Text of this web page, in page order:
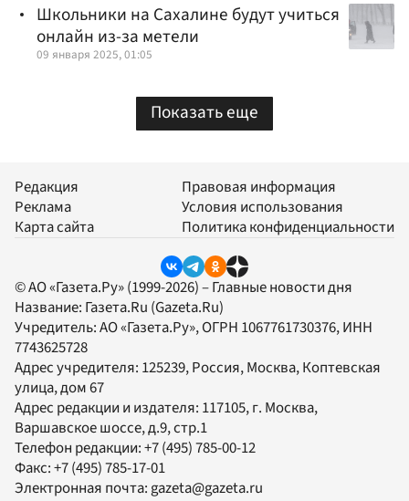
Школьники на Сахалине будут учиться
онлайн из-за метели
09 января 2025, 01:05
Показать еще
Редакция
Реклама
Карта сайта
Правовая информация
Условия использования
Политика конфиденциальности
© АО «Газета.Ру» (1999-2026) – Главные новости дня
Название: Газета.Ru (Gazeta.Ru)
Учредитель:АО «Газета.Ру», ОГРН 1067761730376, ИНН
7743625728
Адрес учредителя: 125239, Россия, Москва, Коптевская
улица, дом 67
Адрес редакции и издателя: 117105, г. Москва,
Варшавское шоссе, д.9, стр.1
Телефон редакции:+7 (495) 785-00-12
Факс:+7 (495) 785-17-01
Электронная почта:gazeta@gazeta.ru